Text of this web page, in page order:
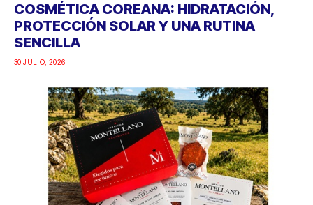
COSMÉTICA COREANA: HIDRATACIÓN,
PROTECCIÓN SOLAR Y UNA RUTINA
SENCILLA
30 JULIO, 2026